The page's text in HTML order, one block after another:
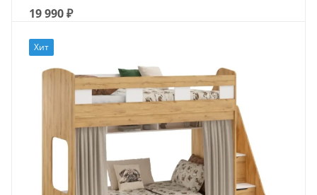
19 990₽
Хит